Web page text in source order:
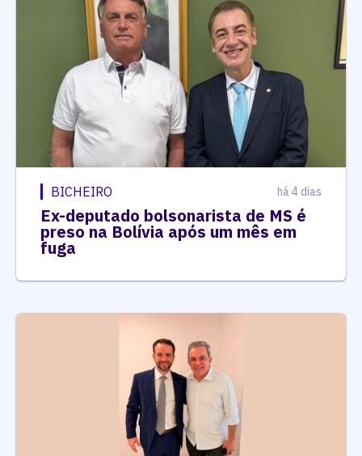
BICHEIRO há 4 dias
Ex-deputado bolsonarista de MS é
preso na Bolívia após um mês em
fuga